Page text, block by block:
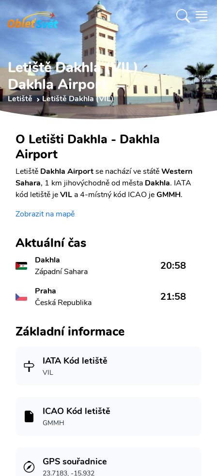
Letiště Dakhla (VIL)
Dakhla Airport
Letiště Letiště Dakhla (VIL)
O Letišti Dakhla - Dakhla
Airport
Letiště Dakhla Airportse nachází ve státěWestern
Sahara, 1 km jihovýchodně od města Dakhla. IATA
kód letiště jeVIL a 4-místný kód ICAO jeGMMH.
Zobrazit na mapě
Aktuální čas
Dakhla
Západní Sahara
20:58
Praha
Česká Republika
21:58
Základní informace
IATA Kód letiště
VIL
ICAO Kód letiště
GMMH
GPS souřadnice
23.7183, -15.932